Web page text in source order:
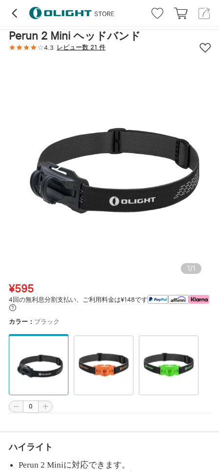
Perun 2 Mini ヘッドバンド
4.3 レビュー数 21 件
1/1
¥595
4回の無利息分割支払い、ご利用料金は¥148です
カラー： ブラック
ハイライト
Perun 2 Miniに対応できます。
ハイライト レビュー (21) 詳細